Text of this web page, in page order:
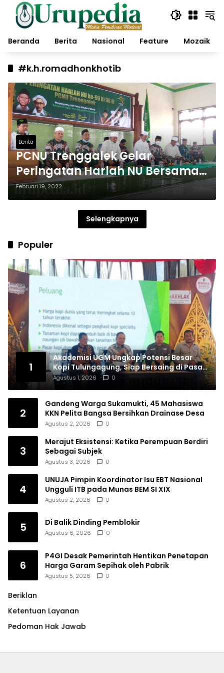
Langsung
konten
Beranda
Berita Nasional Feature Mozaik
#k.h.romadhonkhotib
Berita
PCNU Trenggalek Gelar
Peringatan Harlah NU Bersama
PWNU JATIM, K.H. Romadhon
Khotib: Khidmah kita Adalah
Khidmah Luar Biasa
Februari 19, 2022
Selengkapnya
Populer
1
Akademisi UGM Ungkap Potensi Besar
Kopi Tulungagung, Siap Bersaing di Pasar
Nasional hingga Dunia
Agustus 1, 2026 0
2
Gandeng Warga Sukamukti, 45 Mahasiswa
KKN Pelita Bangsa Bersihkan Drainase Desa
Agustus 2, 2026 0
3
Merajut Eksistensi: Ketika Perempuan Berdiri
Sebagai Subjek
Agustus 3, 2026 0
4
UNUJA Pimpin Koordinator Isu EBT Nasional
Ungguli ITB pada Munas BEM SI XIX
Agustus 2, 2026 0
5 Di Balik Dinding Pemblokir
Agustus 6, 2026 0
6
P4GI Desak Pemerintah Hentikan Penetapan
Harga Garam Sepihak oleh Pabrik
Agustus 5, 2026 0
Beriklan
Ketentuan Layanan
Pedoman Hak Jawab